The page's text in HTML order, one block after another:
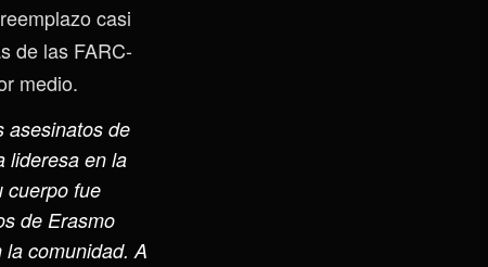
casi
de las FARC-
medio.
asesinatos de
lideresa en la
cuerpo fue
de Erasmo
comunidad. A